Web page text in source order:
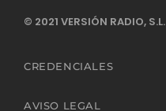
© 2021 VERSIÓN RADIO, S.L.
CREDENCIALES
AVISO LEGAL